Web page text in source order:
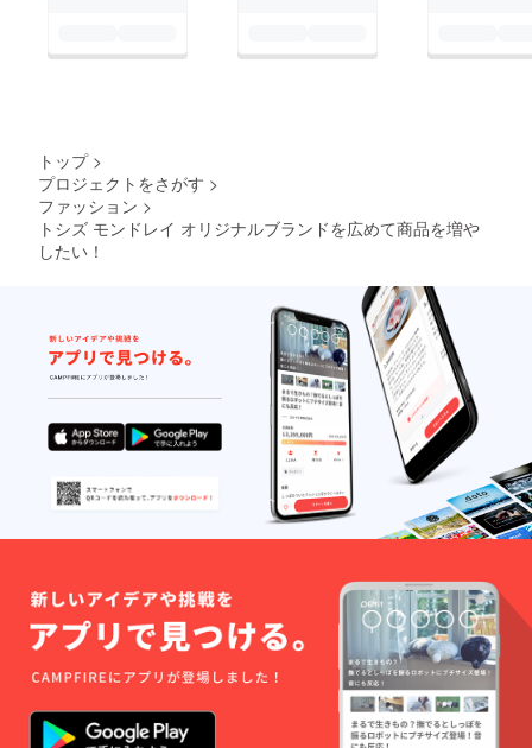
トップ >
プロジェクトをさがす >
ファッション >
トシズ モンドレイ オリジナルブランドを広めて商品を増や
したい！